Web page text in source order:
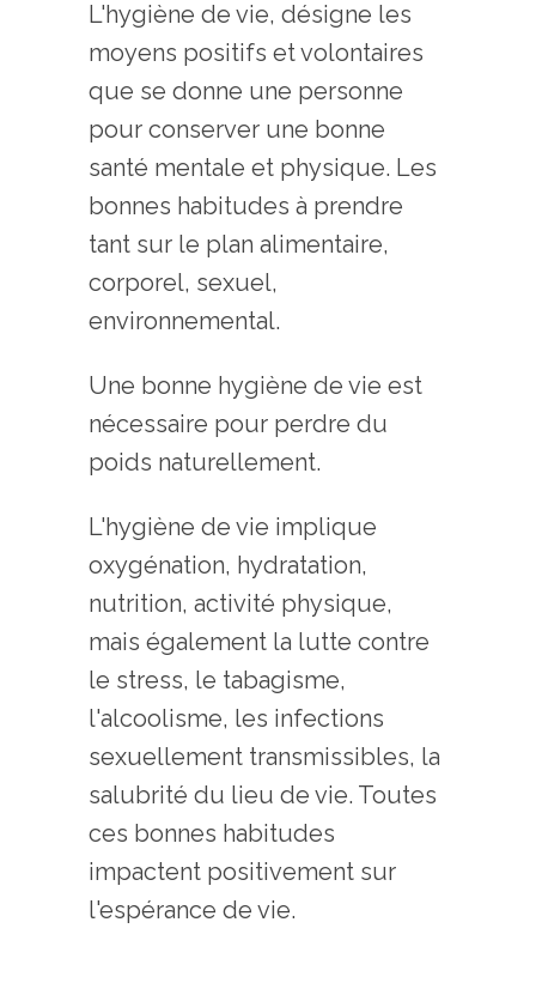
L'hygiène de vie, désigne les
moyens positifs et volontaires
que se donne une personne
pour conserver une bonne
santé mentale et physique. Les
bonnes habitudes à prendre
tant sur le plan alimentaire,
corporel, sexuel,
environnemental.
Une bonne hygiène de vie est
nécessaire pour perdre du
poids naturellement.
L'hygiène de vie implique
oxygénation, hydratation,
nutrition, activité physique,
mais également la lutte contre
le stress, le tabagisme,
l'alcoolisme, les infections
sexuellement transmissibles, la
salubrité du lieu de vie. Toutes
ces bonnes habitudes
impactent positivement sur
l'espérance de vie.